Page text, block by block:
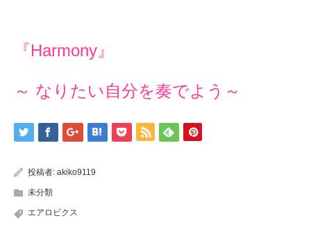
『Harmony』
～ なりたい自分を奏でよう～
投稿者: akiko9119
未分類
エアロビクス